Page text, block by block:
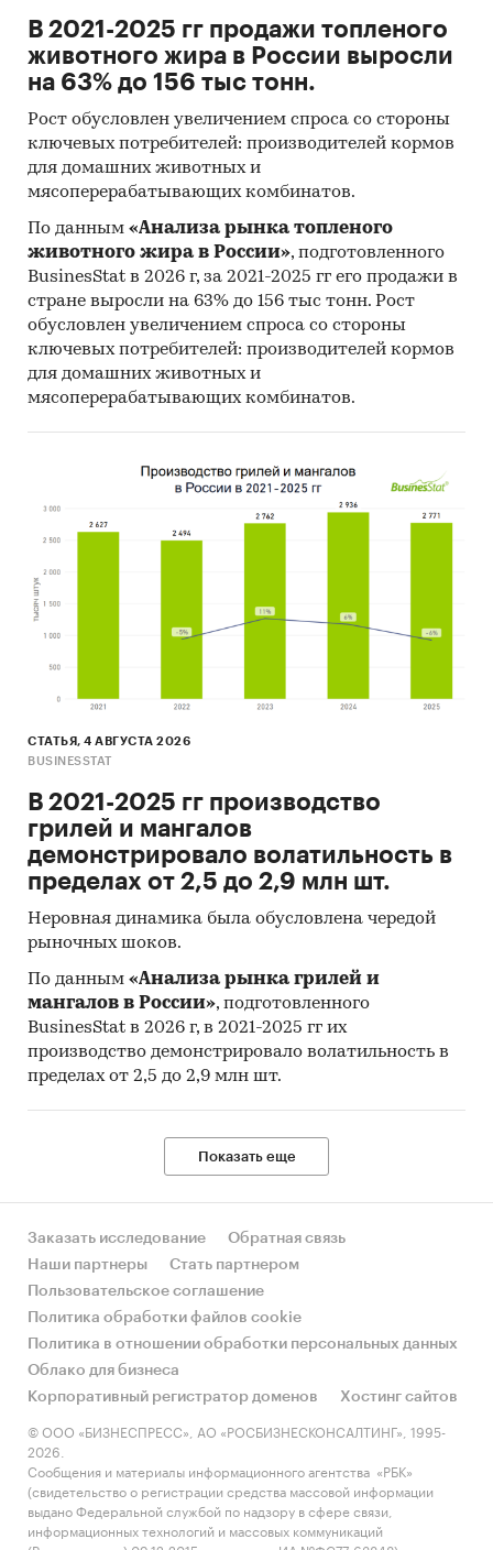
В 2021-2025 гг продажи топленого
животного жира в России выросли
на 63% до 156 тыс тонн.
Рост обусловлен увеличением спроса со стороны
ключевых потребителей: производителей кормов
для домашних животных и
мясоперерабатывающих комбинатов.
По данным «Анализа рынка топленого
животного жира в России», подготовленного
BusinesStat в 2026 г, за 2021-2025 гг его продажи в
стране выросли на 63% до 156 тыс тонн. Рост
обусловлен увеличением спроса со стороны
ключевых потребителей: производителей кормов
для домашних животных и
мясоперерабатывающих комбинатов.
СТАТЬЯ, 4 АВГУСТА 2026
BUSINESSTAT
В 2021-2025 гг производство
грилей и мангалов
демонстрировало волатильность в
пределах от 2,5 до 2,9 млн шт.
Неровная динамика была обусловлена чередой
рыночных шоков.
По данным «Анализа рынка грилей и
мангалов в России», подготовленного
BusinesStat в 2026 г, в 2021-2025 гг их
производство демонстрировало волатильность в
пределах от 2,5 до 2,9 млн шт.
Показать еще
Заказать исследование
Обратная связь
Наши партнеры
Стать партнером
Пользовательское соглашение
Политика обработки файлов cookie
Политика в отношении обработки персональных данных
Облако для бизнеса
Корпоративный регистратор доменов
Хостинг сайтов
© ООО «БИЗНЕСПРЕСС», АО «РОСБИЗНЕСКОНСАЛТИНГ», 1995-
2026.
Сообщения и материалы информационного агентства «РБК»
(свидетельство о регистрации средства массовой информации
выдано Федеральной службой по надзору в сфере связи,
информационных технологий и массовых коммуникаций